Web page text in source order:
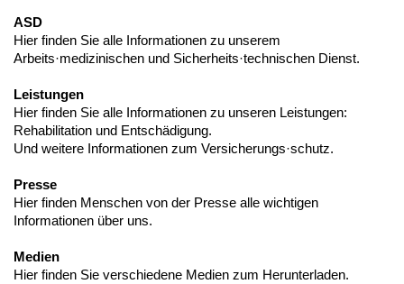
ASD
Hier finden Sie alle Informationen zu unserem
Arbeits·medizinischen und Sicherheits·technischen Dienst.
Leistungen
Hier finden Sie alle Informationen zu unseren Leistungen:
Rehabilitation und Entschädigung.
Und weitere Informationen zum Versicherungs·schutz.
Presse
Hier finden Menschen von der Presse alle wichtigen
Informationen über uns.
Medien
Hier finden Sie verschiedene Medien zum Herunterladen.